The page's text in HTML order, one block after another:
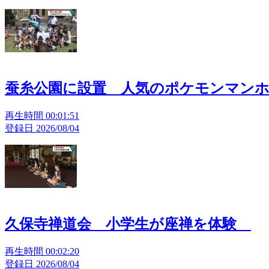
蚕糸公園に設置 人気のポケモンマ
再生時間 00:01:51
登録日 2026/08/04
久保寺禅道会 小学生が座禅を体験
再生時間 00:02:20
登録日 2026/08/04